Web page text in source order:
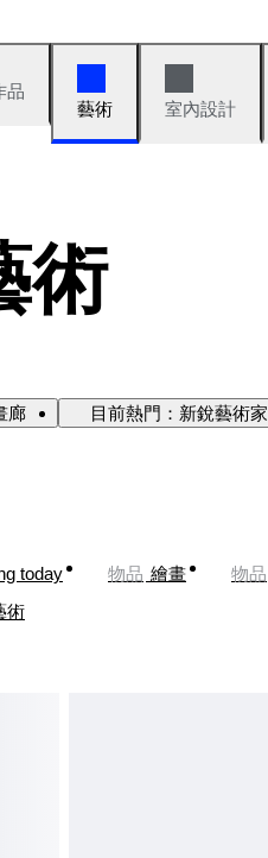
品
藝術
室內設計
術
廊 目前熱門：新銳藝術家
today 物品 繪畫 物品
術